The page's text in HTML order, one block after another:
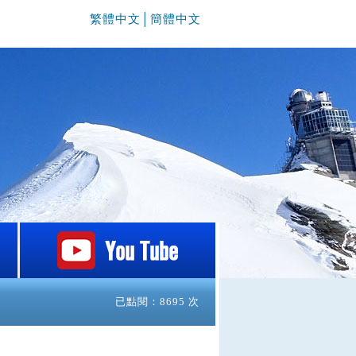
繁體中文 簡體中文
已點閱：8695 次